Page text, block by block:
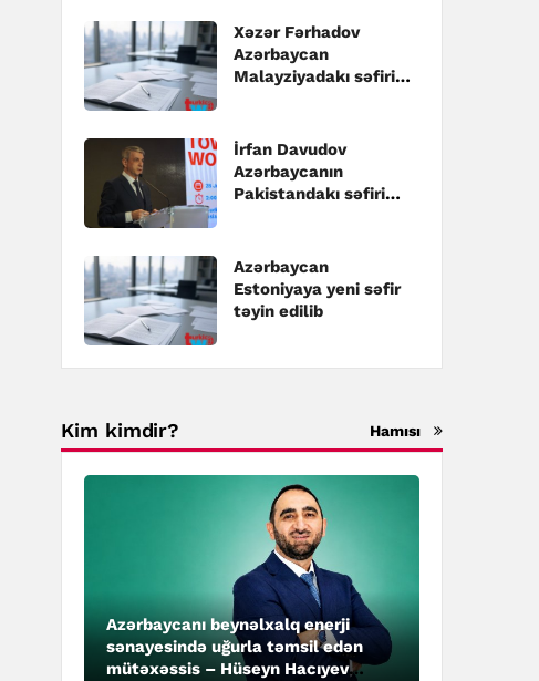
Xəzər Fərhadov
Azərbaycan
Malayziyadakı səfiri
İrfan Davudov
Azərbaycanın
Pakistandakı səfiri
Azərbaycan
Estoniyaya yeni səfir
təyin edilib
Kim kimdir? Hamısı
Azərbaycanı beynəlxalq enerji
sənayesində uğurla təmsil edən
mütəxəssis – Hüseyn Hacıyev